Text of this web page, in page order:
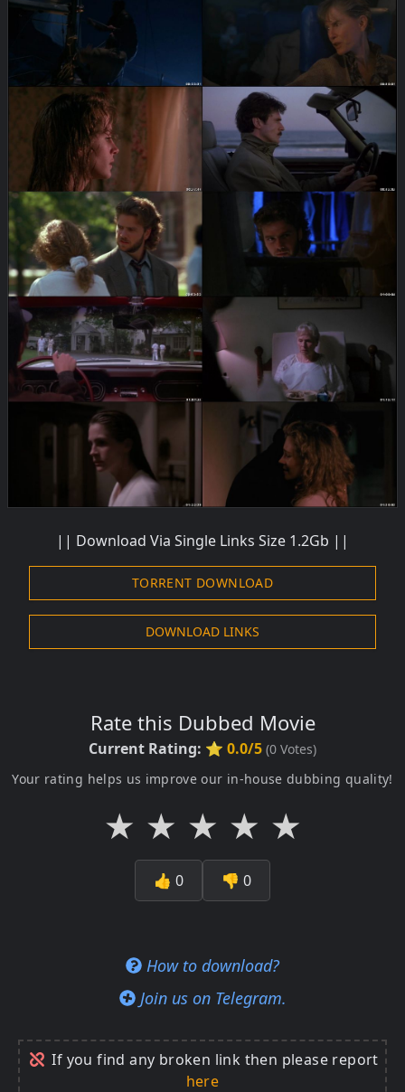
|| Download Via Single Links Size 1.2Gb ||
TORRENT DOWNLOAD
DOWNLOAD LINKS
Rate this Dubbed Movie
Current Rating: ⭐ 0.0/5 (0 Votes)
Your rating helps us improve our in-house dubbing quality!
★ ★ ★ ★ ★
👍 0 👎 0
How to download?
Join us on Telegram.
If you find any broken link then please report
here